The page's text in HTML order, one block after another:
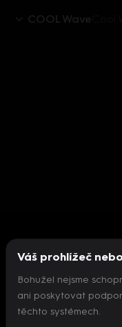
COOL Wave
Nepodařilo
Váš prohlížeč
Bohužel nejsme
ani poskytovat
těchto systémech.